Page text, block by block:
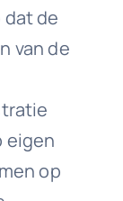
de
van de
eigen
op